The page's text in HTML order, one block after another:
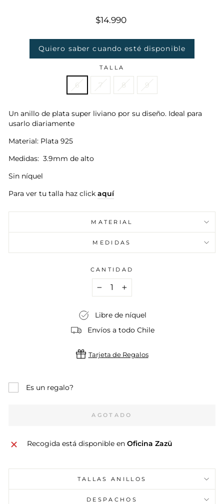
Precio
$14.990
Quiero saber cuando esté disponible
TALLA
6 7 8 9
Un anillo de plata super liviano por su diseño. Ideal para
usarlo diariamente
Material: Plata 925
Medidas: 3.9mm de alto
Sin níquel
Para ver tu talla haz click aquí
MATERIAL
MEDIDAS
CANTIDAD
Libre de níquel
Envíos a todo Chile
Tarjeta de Regalos
Es un regalo?
AGOTADO
Recogida está disponible en Oficina Zazü
TALLAS ANILLOS
DESPACHOS